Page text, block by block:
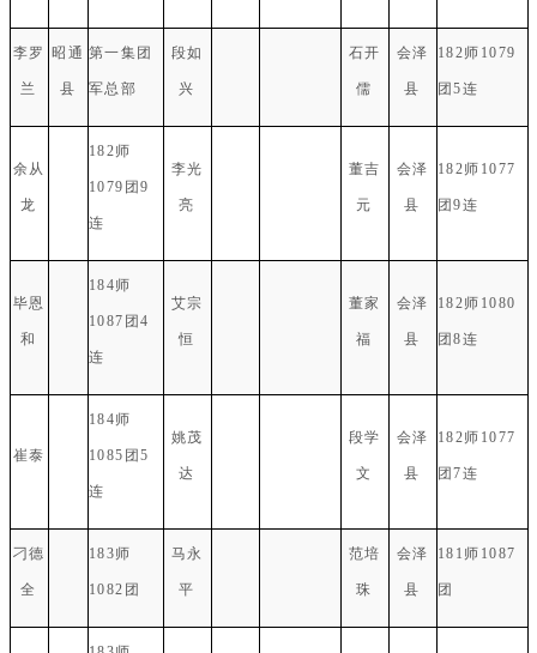
李罗
兰
昭通
县
第一集团
军总部
段如
兴
石开
儒
会泽
县
182师1079
团5连
余从
龙
182师
1079团9
连
李光
亮
董吉
元
会泽
县
182师1077
团9连
毕恩
和
184师
1087团4
连
艾宗
恒
董家
福
会泽
县
182师1080
团8连
崔泰
184师
1085团5
连
姚茂
达
段学
文
会泽
县
182师1077
团7连
刁德
全
183师
1082团
马永
平
范培
珠
会泽
县
181师1087
团